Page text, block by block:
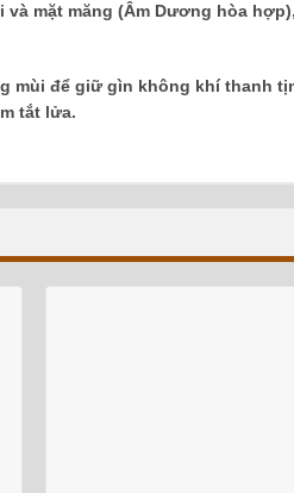
mặt măng (Âm Dương hòa
mùi để giữ gìn không khí thanh
tắt lửa.